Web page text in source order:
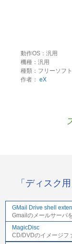
動作OS：汎用
機種：汎用
種類：フリーソフト
作者： eX
「ディスク
GMail Drive shell
Gmailのメールサーバ
MagicDisc
CD/DVDのイメージフ